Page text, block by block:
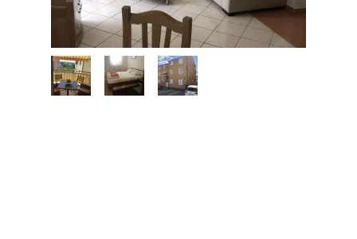
Poznaj Chorwację
muzea